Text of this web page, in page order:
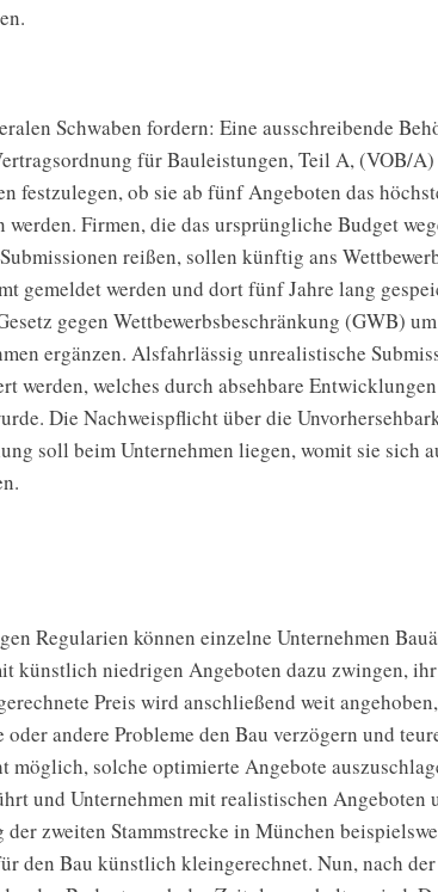
Schwaben fordern: Eine ausschreibende
fürBauleistungen,Teil A,(VOB/A)
festzulegen,ob sie ab fünfAngeboten das
werden. Firmen,die das ursprüngliche Budget
Submissionen reißen, sollen künftig ans
gemeldetwerden und dortfünfJahre lang
gegen Wettbewerbsbeschränkung (GWB) um
ergänzen. Alsfahrlässig unrealistische
werden,welches durch absehbare Entwicklungen
Die Nachweispflichtüberdie
soll beimUnternehmen liegen,womit sie sich
Regularien können einzelne Unternehmen
künstlich niedrigen Angeboten dazu zwingen,ihr
Preis wird anschließend weitangehoben,
oderandere Probleme den Bau verzögern und
möglich, solche optimierte Angebote
und Unternehmen mitrealistischen Angeboten
derzweiten Stammstrecke in München
den Bau künstlich kleingerechnet. Nun,nach der